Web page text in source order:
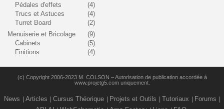
Pédales d'effets
(4)
Trucs et Astuces
(4)
Turret Board
(2)
Menuiserie et Bricolage
(9)
Cabinets
(5)
Finitions
(4)
(c) Copyright 2006-2023 M. COLSON – Autorisation de publication accordée à
www.projetg5.com uniquement.
News Articles Cursus Théorique Projets et Outils Tutoriaux
Forums